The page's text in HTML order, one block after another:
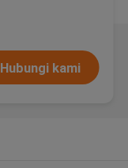
Hubungi kami